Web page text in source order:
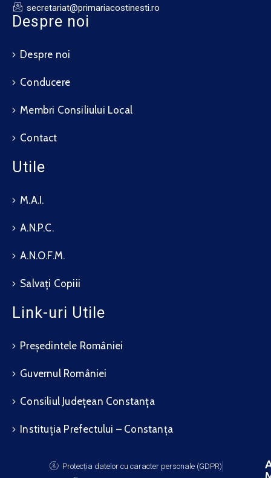
secretariat@primariacostinesti.ro​
Despre noi
Despre noi
Conducere
Membri Consiliului Local
Contact
Utile
M.A.I.
A.N.P.C.
A.N.O.F.M.
Salvați Copiii
Link-uri Utile
Președintele României
Guvernul României
Consiliul Județean Constanța
Instituția Prefectului – Constanța
Protecția datelor cu caracter personale (GDPR)